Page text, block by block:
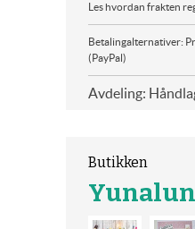
Les hvordan frakten
Betalingalternativer:
(PayPal)
Avdeling:
Butikken